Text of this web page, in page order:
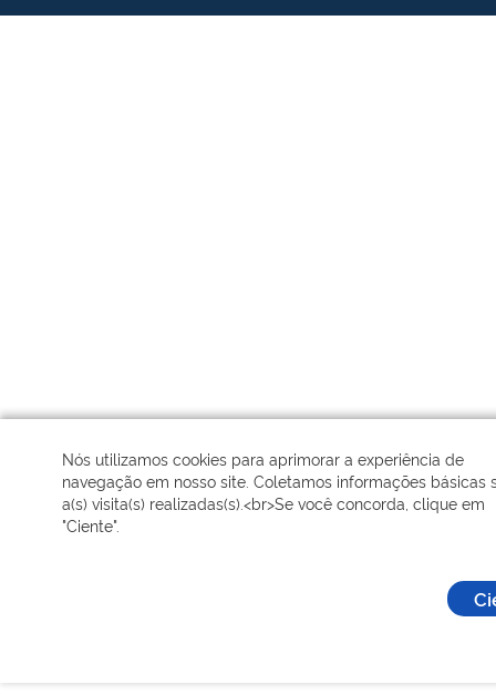
Nós utilizamos cookies para aprimorar a experiência de
navegação em nosso site. Coletamos informações básicas
a(s) visita(s) realizadas(s).<br>Se você concorda, clique em
"Ciente".